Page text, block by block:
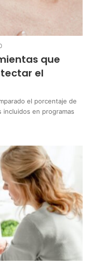
que
el
el porcentaje de
en programas